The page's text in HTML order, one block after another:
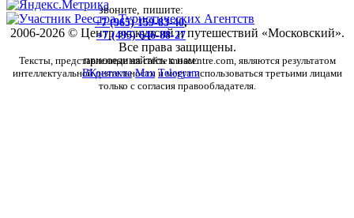
звоните, пишите:
+7 (965) 159-83-40,
+7 (495) 646-88-27
присоединяйтесь к нам:
ВКонтакте Max Telegram
2006-2026 © Центр экскурсий и путешествий «Московский».
Все права защищены.
Тексты, представленные на сайте moscentre.com, являются результатом
интеллектуальной деятельности и могут использоваться третьими лицами
только с согласия правообладателя.